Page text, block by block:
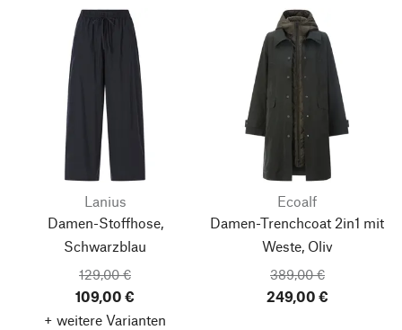
Lanius
Damen-Stoffhose,
Schwarzblau
129,00 €
109,00 €
+ weitere Varianten
Ecoalf
Damen-Trenchcoat 2in1 mit
Weste, Oliv
389,00 €
249,00 €